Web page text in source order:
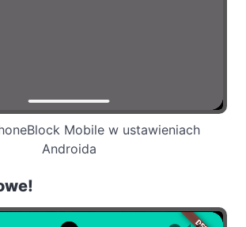
Mobile w ustawieniach
Androida